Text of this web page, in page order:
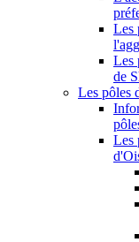
Les
Les
de
Les pôles
Les